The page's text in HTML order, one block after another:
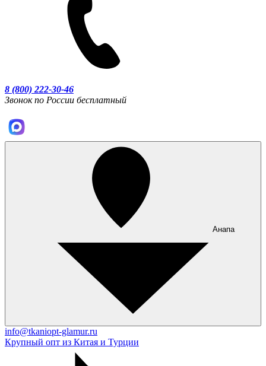
8 (800) 222-30-46
Звонок по России бесплатный
Анапа
info@tkaniopt-glamur.ru
Крупный опт из Китая и Турции